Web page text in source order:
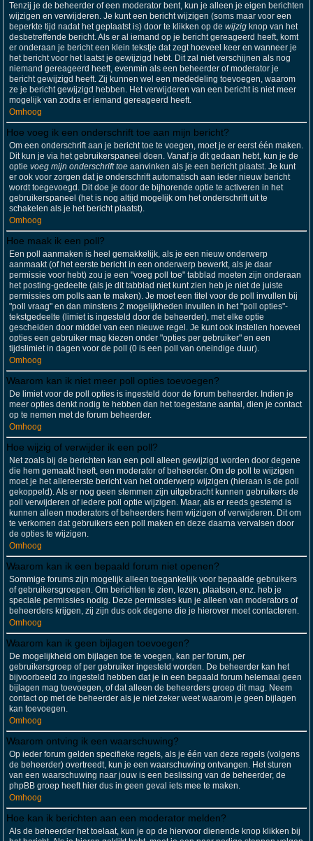
Tenzij je de beheerder of een moderator bent, kun je alleen je eigen berichten
wijzigen en verwijderen. Je kunt een bericht wijzigen (soms maar voor een
beperkte tijd nadat het geplaatst is) door te klikken op de wijzig knop van het
desbetreffende bericht. Als er al iemand op je bericht gereageerd heeft, komt
er onderaan je bericht een klein tekstje dat zegt hoeveel keer en wanneer je
het bericht voor het laatst je gewijzigd hebt. Dit zal niet verschijnen als nog
niemand gereageerd heeft, evenmin als een beheerder of moderator je
bericht gewijzigd heeft. Zij kunnen wel een mededeling toevoegen, waarom
ze je bericht gewijzigd hebben. Het verwijderen van een bericht is niet meer
mogelijk van zodra er iemand gereageerd heeft.
Omhoog
Hoe voeg ik een onderschrift toe aan mijn bericht?
Om een onderschrift aan je bericht toe te voegen, moet je er eerst één maken.
Dit kun je via het gebruikerspaneel doen. Vanaf je dit gedaan hebt, kun je de
optie voeg mijn onderschrift toe aanvinken als je een bericht plaatst. Je kunt
er ook voor zorgen dat je onderschrift automatisch aan ieder nieuw bericht
wordt toegevoegd. Dit doe je door de bijhorende optie te activeren in het
gebruikerspaneel (het is nog altijd mogelijk om het onderschrift uit te
schakelen als je het bericht plaatst).
Omhoog
Hoe maak ik een poll?
Een poll aanmaken is heel gemakkelijk, als je een nieuw onderwerp
aanmaakt (of het eerste bericht in een onderwerp bewerkt, als je daar
permissie voor hebt) zou je een "voeg poll toe" tabblad moeten zijn onderaan
het posting-gedeelte (als je dit tabblad niet kunt zien heb je niet de juiste
permissies om polls aan te maken). Je moet een titel voor de poll invullen bij
"poll vraag" en dan minstens 2 mogelijkheden invullen in het "poll opties"-
tekstgedeelte (limiet is ingesteld door de beheerder), met elke optie
gescheiden door middel van een nieuwe regel. Je kunt ook instellen hoeveel
opties een gebruiker mag kiezen onder "opties per gebruiker" en een
tijdslimiet in dagen voor de poll (0 is een poll van oneindige duur).
Omhoog
Waarom kan ik niet meer poll opties toevoegen?
De limiet voor de poll opties is ingesteld door de forum beheerder. Indien je
meer opties denkt nodig te hebben dan het toegestane aantal, dien je contact
op te nemen met de forum beheerder.
Omhoog
Hoe wijzig of verwijder ik een poll?
Net zoals bij de berichten kan een poll alleen gewijzigd worden door degene
die hem gemaakt heeft, een moderator of beheerder. Om de poll te wijzigen
moet je het allereerste bericht van het onderwerp wijzigen (hieraan is de poll
gekoppeld). Als er nog geen stemmen zijn uitgebracht kunnen gebruikers de
poll verwijderen of iedere poll optie wijzigen. Maar, als er reeds gestemd is
kunnen alleen moderators of beheerders hem wijzigen of verwijderen. Dit om
te verkomen dat gebruikers een poll maken en deze daarna vervalsen door
de opties te wijzigen.
Omhoog
Waarom kan ik een bepaald forum niet openen?
Sommige forums zijn mogelijk alleen toegankelijk voor bepaalde gebruikers
of gebruikersgroepen. Om berichten te zien, lezen, plaatsen, enz. heb je
speciale permissies nodig. Deze permissies kun je alleen van moderators of
beheerders krijgen, zij zijn dus ook degene die je hierover moet contacteren.
Omhoog
Waarom kan ik geen bijlagen toevoegen?
De mogelijkheid om bijlagen toe te voegen, kan per forum, per
gebruikersgroep of per gebruiker ingesteld worden. De beheerder kan het
bijvoorbeeld zo ingesteld hebben dat je in een bepaald forum helemaal geen
bijlagen mag toevoegen, of dat alleen de beheerders groep dit mag. Neem
contact op met de beheerder als je niet zeker weet waarom je geen bijlagen
kan toevoegen.
Omhoog
Waarom ontving ik een waarschuwing?
Op ieder forum gelden specifieke regels, als je één van deze regels (volgens
de beheerder) overtreedt, kun je een waarschuwing ontvangen. Het sturen
van een waarschuwing naar jouw is een beslissing van de beheerder, de
phpBB groep heeft hier dus in geen geval iets mee te maken.
Omhoog
Hoe kan ik berichten aan een moderator melden?
Als de beheerder het toelaat, kun je op de hiervoor dienende knop klikken bij